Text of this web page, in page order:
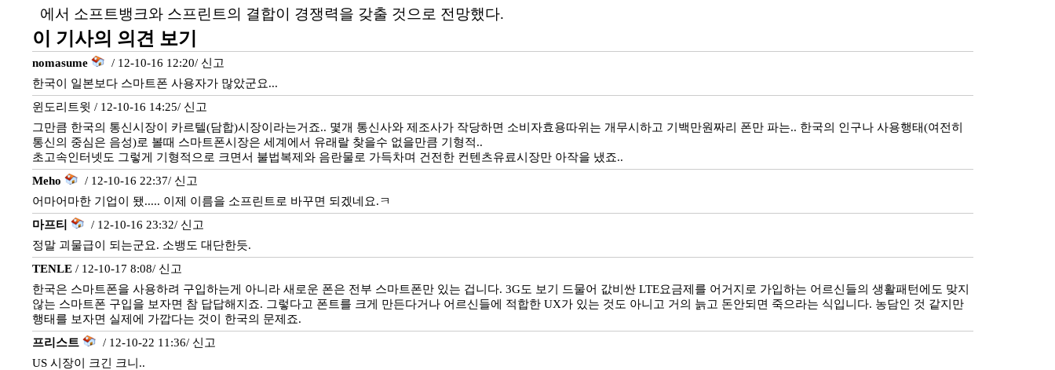
에서 소프트뱅크와 스프린트의 결합이 경쟁력을 갖출 것으로 전망했다.
이 기사의 의견 보기
nomasume / 12-10-16 12:20/ 신고
한국이 일본보다 스마트폰 사용자가 많았군요...
윈도리트윗 / 12-10-16 14:25/ 신고
그만큼 한국의 통신시장이 카르텔(담합)시장이라는거죠.. 몇개 통신사와 제조사가 작당하면 소비자효용따위는 개무시하고 기백만원짜리 폰만 파는.. 한국의 인구나 사용행태(여전히
통신의 중심은 음성)로 볼때 스마트폰시장은 세계에서 유래랄 찾을수 없을만큼 기형적..
초고속인터넷도 그렇게 기형적으로 크면서 불법복제와 음란물로 가득차며 건전한 컨텐츠유료시장만 아작을 냈죠..
Meho
/ 12-10-16 22:37/ 신고
어마어마한 기업이 됐..... 이제 이름을 소프린트로 바꾸면 되겠네요.ㅋ
마프티
/ 12-10-16 23:32/ 신고
정말 괴물급이 되는군요. 소뱅도 대단한듯.
TENLE/ 12-10-17 8:08/ 신고
한국은 스마트폰을 사용하려 구입하는게 아니라 새로운 폰은 전부 스마트폰만 있는 겁니다. 3G도 보기 드물어 값비싼 LTE요금제를 어거지로 가입하는 어르신들의 생활패턴에도 맞지
않는 스마트폰 구입을 보자면 참 답답해지죠. 그렇다고 폰트를 크게 만든다거나 어르신들에 적합한 UX가 있는 것도 아니고 거의 늙고 돈안되면 죽으라는 식입니다. 농담인 것 같지만
행태를 보자면 실제에 가깝다는 것이 한국의 문제죠.
프리스트
/ 12-10-22 11:36/ 신고
US 시장이 크긴 크니..